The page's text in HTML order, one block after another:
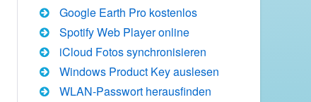
Google Earth Pro kostenlos
Spotify Web Player online
iCloud Fotos synchronisieren
Windows Product Key auslesen
WLAN-Passwort herausfinden